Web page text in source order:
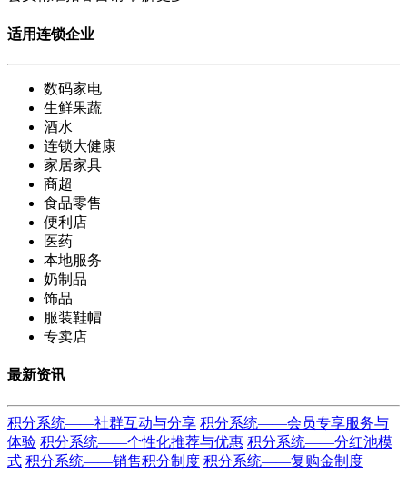
适用连锁企业
数码家电
生鲜果蔬
酒水
连锁大健康
家居家具
商超
食品零售
便利店
医药
本地服务
奶制品
饰品
服装鞋帽
专卖店
最新资讯
积分系统——社群互动与分享 积分系统——会员专享服务与
体验 积分系统——个性化推荐与优惠 积分系统——分红池模
式 积分系统——销售积分制度 积分系统——复购金制度